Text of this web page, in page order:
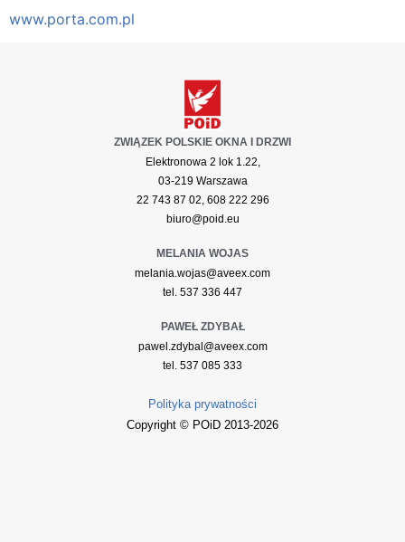
www.porta.com.pl
ZWIĄZEK POLSKIE OKNA I DRZWI
Elektronowa 2 lok 1.22,
03-219 Warszawa
22 743 87 02, 608 222 296
biuro@poid.eu
MELANIA WOJAS
melania.wojas@aveex.com
tel. 537 336 447
PAWEŁ ZDYBAŁ
pawel.zdybal@aveex.com
tel. 537 085 333
Polityka prywatności
Copyright © POiD 2013-2026